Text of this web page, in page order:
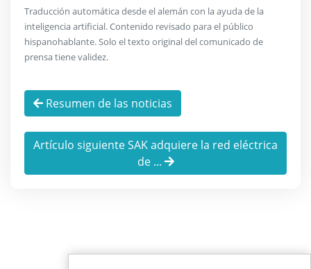
Traducción automática desde el alemán con la ayuda de la
inteligencia artificial. Contenido revisado para el público
hispanohablante. Solo el texto original del comunicado de
prensa tiene validez.
Resumen de las noticias
Artículo siguiente SAK adquiere la red eléctrica
de ...